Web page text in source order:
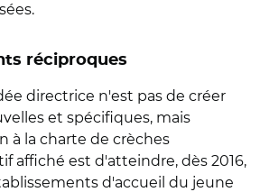
réciproques
directrice n'est pas de créer
et spécifiques, mais
à la charte de crèches
affiché est d'atteindre, dès 2016,
d'accueil du jeune